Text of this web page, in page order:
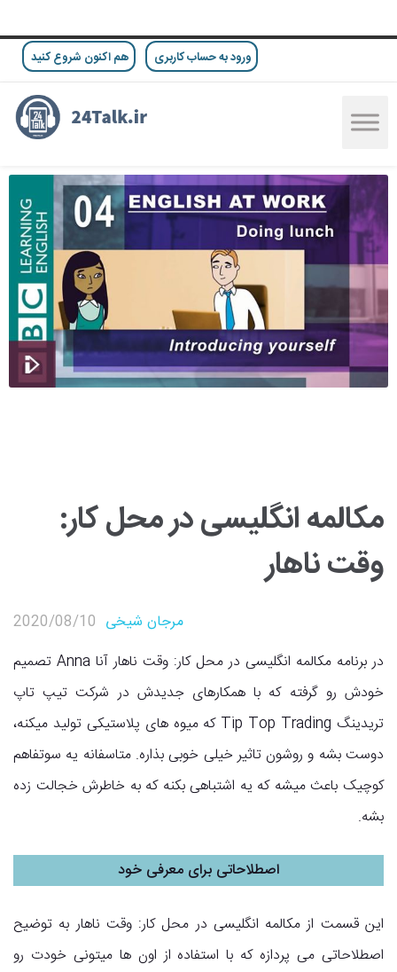
ورود به حساب کاربری هم اکنون شروع کنید
مکالمه انگلیسی در محل کار:
وقت ناهار
2020/08/10 مرجان شیخی
آموزش زبان انگلیسی ,بزرگسالان,دایره لغات
در برنامه مکالمه انگلیسی در محل کار: وقت ناهار آنا Anna تصمیم
خودش رو گرفته که با همکارهای جدیدش در شرکت تیپ تاپ
تریدینگ Tip Top Trading که میوه های پلاستیکی تولید میکنه،
دوست بشه و روشون تاثیر خیلی خوبی بذاره. متاسفانه یه سوتفاهم
کوچیک باعث میشه که یه اشتباهی بکنه که به خاطرش خجالت زده
بشه.
اصطلاحاتی برای معرفی خود
این قسمت از مکالمه انگلیسی در محل کار: وقت ناهار به توضیح
اصطلاحاتی می پردازه که با استفاده از اون ها میتونی خودت رو